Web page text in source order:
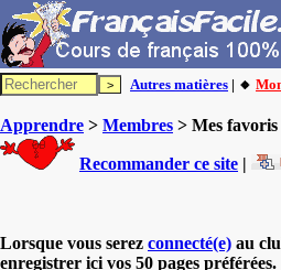
Autres matières | 🔸
Apprendre > Membres > Mes favoris
Recommander ce site |
Lorsque vous serez connecté(e) au
enregistrer ici vos 50 pages préférées.